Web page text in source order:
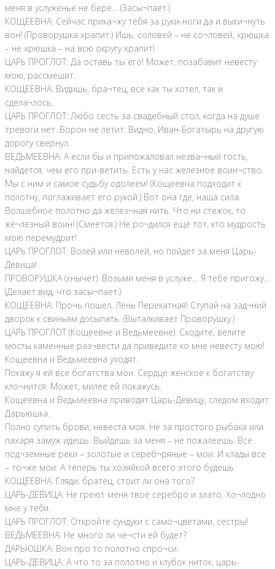
меня в услуженье не берё… (Засы¬пает.)
КОЩЕЕВНА: Сейчас прика¬жу тебя за руки-ноги да и выки¬нуть
вон! (Проворушка храпит.) Ишь, соловей – не со¬ловей, хрюшка
– не хрюшка – на всю округу храпит!
ЦАРЬ ПРОГЛОТ: Да оставь ты его! Может, позабавит невесту
мою, рассмешит.
КОЩЕЕВНА: Видишь, бра¬тец, всё как ты хотел, так и
сдела¬лось.
ЦАРЬ ПРОГЛОТ: Любо сесть за свадебный стол, когда на душе
тревоги нет. Ворон не летит. Видно, Иван-Богатырь на другую
дорогу свернул.
ВЕДЬМЕЕВНА: А если бы и припожаловал незва¬ный гость,
найдётся, чем его при-ветить. Есть у нас железное воин¬ство.
Мы с ним и самое судьбу одолеем! (Кощеевна подходит к
полотну, поглаживает его рукой.) Вот она где, наша сила.
Волшебное полотно да желез¬ная нить. Что ни стежок, то
же¬лезный воин! (Смеется.) Не ро¬дился ещё тот, кто мудрость
мою перемудрит!
ЦАРЬ ПРОГЛОТ: Волей или неволей, но пойдет за меня Царь-
Девица!
ПРОВОРУШКА (хнычет): Возьми меня в услуже… Я тебе пригожу…
(Делает вид, что засы¬пает.)
КОЩЕЕВНА: Прочь пошёл, Лень Перекатная! Ступай на зад¬ний
дворок к свиньям досыпать. (Выталкивает Проворушку.)
ЦАРЬ ПРОГЛОТ (Кощеевне и Ведьмеевне): Сходите, велите
мосты каменные раз¬вести да приведите ко мне невесту мою!
Кощеевна и Ведьмеевна уходят.
Покажу я ей все богатства мои. Сердце женское к богатству
кло¬нится. Может, милее ей покажусь.
Кощеевна и Ведьмеевна приводят Царь-Девицу, следом входит
Дарьюшка.
Полно супить брови, невеста моя. Не за простого рыбака или
пахаря замуж идешь. Выйдешь за меня – не пожалеешь. Все
под¬земные реки – золотые и сереб¬ряные – мои. И клады все
– то¬же мои. А теперь ты хозяйкой всего этого будешь.
КОЩЕЕВНА: Гляди, братец, стоит ли она того?
ЦАРЬ-ДЕВИЦА: Не греют меня твоё серебро и злато. Хо¬лодно
мне у тебя.
ЦАРЬ ПРОГЛОТ: Откройте сундуки с само¬цветами, сёстры!
ВЕДЬМЕЕВНА: Не много ли че¬сти ей будет?
ДАРЬЮШКА: Вон про то полотно спро¬си.
ЦАРЬ-ДЕВИЦА: А что то за полотно и клубок ниток, царь-